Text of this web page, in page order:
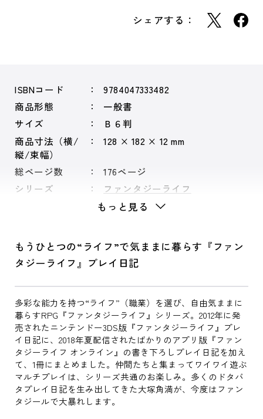
シェアする：
ISBNコード
9784047333482
商品形態
一般書
サイズ
Ｂ６判
商品寸法（横/
縦/束幅）
128 × 182 × 12 mm
総ページ数
176ページ
シリーズ
ファンタジーライフ
もっと見る
もうひとつの“ライフ”で気ままに暮らす『ファン
タジーライフ』プレイ日記
多彩な能力を持つ“ライフ”（職業）を選び、自由気ままに
暮らすRPG『ファンタジーライフ』シリーズ。2012年に発
売されたニンテンドー3DS版『ファンタジーライフ』プレ
イ日記に、2018年夏配信されたばかりのアプリ版『ファン
タジーライフ オンライン』の書き下ろしプレイ日記を加え
て、1冊にまとめました。仲間たちと集まってワイワイ遊ぶ
マルチプレイは、シリーズ共通のお楽しみ。多くのドタバ
タプレイ日記を生み出してきた大塚角満が、今度はファン
タジールで大暴れします。